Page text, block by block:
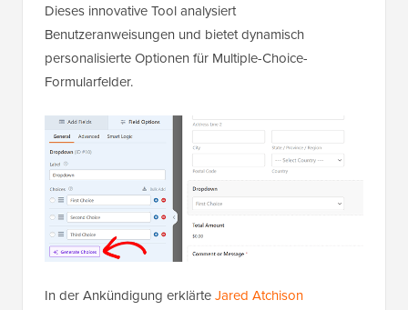
Dieses innovative Tool analysiert
Benutzeranweisungen und bietet dynamisch
personalisierte Optionen für Multiple-Choice-
Formularfelder.
In der Ankündigung erklärteJared Atchison